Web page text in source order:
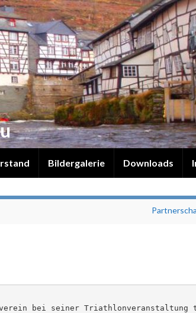
Bildergalerie Downloads
bei seiner